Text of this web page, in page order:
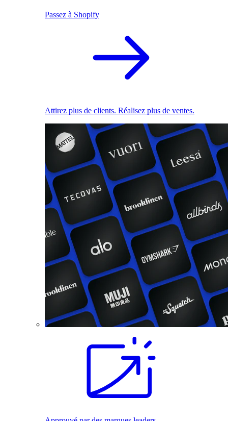
Passez à Shopify
Attirez plus de clients. Réalisez plus de ventes.